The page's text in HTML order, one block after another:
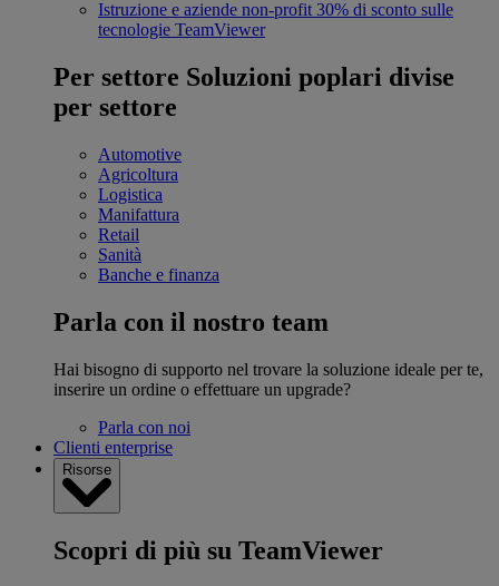
Istruzione e aziende non-profit 30% di sconto sulle
tecnologie TeamViewer
Per settore Soluzioni poplari divise
per settore
Automotive
Agricoltura
Logistica
Manifattura
Retail
Sanità
Banche e finanza
Parla con il nostro team
Hai bisogno di supporto nel trovare la soluzione ideale per te,
inserire un ordine o effettuare un upgrade?
Parla con noi
Clienti enterprise
Risorse
Scopri di più su TeamViewer